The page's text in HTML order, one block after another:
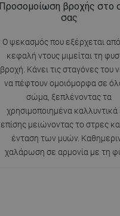
Προσομοίωση βροχής στο
σας
Ο ψεκασμός που εξέρχεται
κεφαλή ντους μιμείται τη
βροχή. Κάνει τις σταγόνες του
να πέφτουν ομοιόμορφα σε
σώμα, ξεπλένοντας τα
χρησιμοποιημένα καλλυντικά
επίσης μειώνοντας το στρες
ένταση των μυών.
χαλάρωση σε αρμονία με τη